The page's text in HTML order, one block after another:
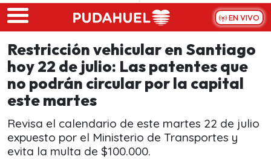
Skip to main content
EN VIVO
Restricción vehicular en Santiago
hoy 22 de julio: Las patentes que
no podrán circular por la capital
este martes
Revisa el calendario de este martes 22 de julio
expuesto por el Ministerio de Transportes y
evita la multa de $100.000.